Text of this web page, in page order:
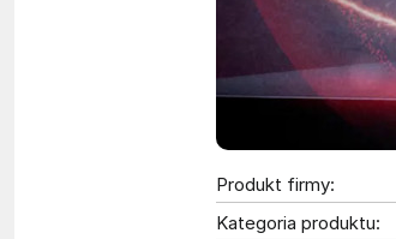
Produkt firmy:
Kategoria produktu: